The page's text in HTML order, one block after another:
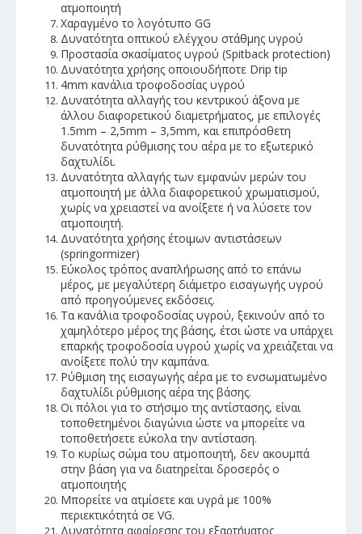
ατμοποιητή
Χαραγμένο το λογότυπο GG
Δυνατότητα οπτικού ελέγχου στάθμης υγρού
Προστασία σκασίματος υγρού (Spitback protection)
Δυνατότητα χρήσης οποιουδήποτε Drip tip
4mm κανάλια τροφοδοσίας υγρού
Δυνατότητα αλλαγής του κεντρικού άξονα με
άλλου διαφορετικού διαμετρήματος, με επιλογές
1.5mm – 2,5mm – 3,5mm, και επιπρόσθετη
δυνατότητα ρύθμισης του αέρα με το εξωτερικό
δαχτυλίδι.
Δυνατότητα αλλαγής των εμφανών μερών του
ατμοποιητή με άλλα διαφορετικού χρωματισμού,
χωρίς να χρειαστεί να ανοίξετε ή να λύσετε τον
ατμοποιητή.
Δυνατότητα χρήσης έτοιμων αντιστάσεων
(springormizer)
Εύκολος τρόπος αναπλήρωσης από το επάνω
μέρος, με μεγαλύτερη διάμετρο εισαγωγής υγρού
από προηγούμενες εκδόσεις.
Τα κανάλια τροφοδοσίας υγρού, ξεκινούν από το
χαμηλότερο μέρος της βάσης, έτσι ώστε να υπάρχει
επαρκής τροφοδοσία υγρού χωρίς να χρειάζεται να
ανοίξετε πολύ την καμπάνα.
Ρύθμιση της εισαγωγής αέρα με το ενσωματωμένο
δαχτυλίδι ρύθμισης αέρα της βάσης.
Οι πόλοι για το στήσιμο της αντίστασης, είναι
τοποθετημένοι διαγώνια ώστε να μπορείτε να
τοποθετήσετε εύκολα την αντίσταση.
Το κυρίως σώμα του ατμοποιητή, δεν ακουμπά
στην βάση για να διατηρείται δροσερός ο
ατμοποιητής
Μπορείτε να ατμίσετε και υγρά με 100%
περιεκτικότητά σε VG.
Δυνατότητα αφαίρεσης του εξαρτήματος